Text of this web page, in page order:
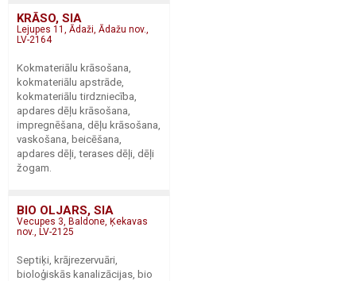
KRĀSO, SIA
Lejupes 11, Ādaži, Ādažu nov.,
LV-2164
Kokmateriālu krāsošana,
kokmateriālu apstrāde,
kokmateriālu tirdzniecība,
apdares dēļu krāsošana,
impregnēšana, dēļu krāsošana,
vaskošana, beicēšana,
apdares dēļi, terases dēļi, dēļi
žogam.
BIO OLJARS, SIA
Vecupes 3, Baldone, Ķekavas
nov., LV-2125
Septiķi, krājrezervuāri,
bioloģiskās kanalizācijas, bio